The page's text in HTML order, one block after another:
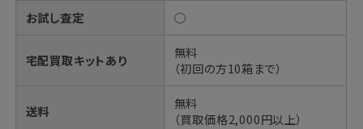
お試し査定 ◯
宅配買取キットあり
無料
（初回の方10箱まで）
送料
無料
（買取価格2,000円以上）